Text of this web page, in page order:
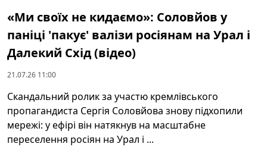
«Ми своїх не кидаємо»: Соловйов у
паніці 'пакує' валізи росіянам на Урал і
Далекий Схід (відео)
21.07.26 11:00
Скандальний ролик за участю кремлівського
пропагандиста Сергія Соловйова знову підхопили
мережі: у ефірі він натякнув на масштабне
переселення росіян на Урал і ...